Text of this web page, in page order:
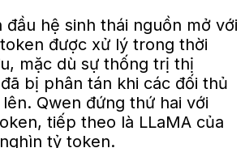
đầu hệ sinh thái nguồn mở với
được xử lý trong thời
mặc dù sự thống trị thị
bị phân tán khi các đối thủ
Qwen đứng thứ hai với
tiếp theo là LLaMA của
tỷ token.